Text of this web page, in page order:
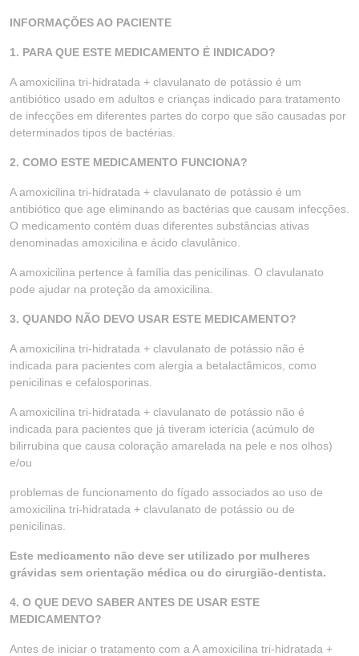
INFORMAÇÕES AO PACIENTE
1. PARA QUE ESTE MEDICAMENTO É INDICADO?
A amoxicilina tri-hidratada + clavulanato de potássio é um
antibiótico usado em adultos e crianças indicado para tratamento
de infecções em diferentes partes do corpo que são causadas por
determinados tipos de bactérias.
2. COMO ESTE MEDICAMENTO FUNCIONA?
A amoxicilina tri-hidratada + clavulanato de potássio é um
antibiótico que age eliminando as bactérias que causam infecções.
O medicamento contém duas diferentes substâncias ativas
denominadas amoxicilina e ácido clavulânico.
A amoxicilina pertence à família das penicilinas. O clavulanato
pode ajudar na proteção da amoxicilina.
3. QUANDO NÃO DEVO USAR ESTE MEDICAMENTO?
A amoxicilina tri-hidratada + clavulanato de potássio não é
indicada para pacientes com alergia a betalactâmicos, como
penicilinas e cefalosporinas.
A amoxicilina tri-hidratada + clavulanato de potássio não é
indicada para pacientes que já tiveram icterícia (acúmulo de
bilirrubina que causa coloração amarelada na pele e nos olhos)
e/ou
problemas de funcionamento do fígado associados ao uso de
amoxicilina tri-hidratada + clavulanato de potássio ou de
penicilinas.
Este medicamento não deve ser utilizado por mulheres
grávidas sem orientação médica ou do cirurgião-dentista.
4. O QUE DEVO SABER ANTES DE USAR ESTE
MEDICAMENTO?
Antes de iniciar o tratamento com a A amoxicilina tri-hidratada +